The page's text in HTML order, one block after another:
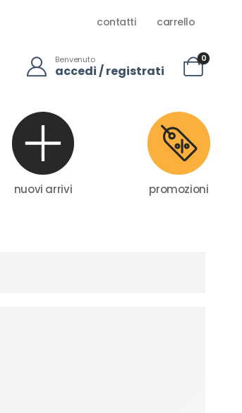
contatti carrello
Benvenuto
accedi / registrati
0
nuovi arrivi promozioni